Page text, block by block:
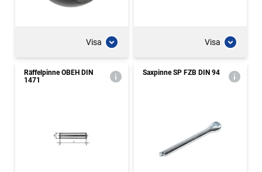
Visa Visa
Räffelpinne OBEH DIN
1471
Saxpinne SP FZB DIN 94